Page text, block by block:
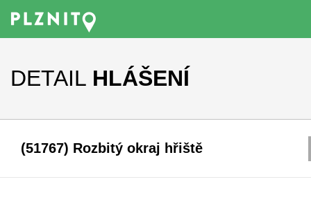
DETAIL HLÁŠENÍ
(51767) Rozbitý okraj hřiště